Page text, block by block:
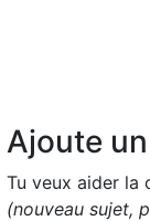
Ajoute
Tu veux aider la
(nouveau sujet,